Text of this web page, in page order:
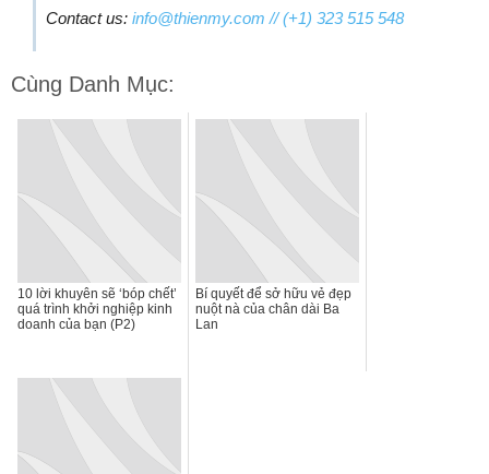
Contact us: info@thienmy.com // (+1) 323 515 548
Cùng Danh Mục:
10 lời khuyên sẽ ‘bóp chết’
quá trình khởi nghiệp kinh
doanh của bạn (P2)
Bí quyết để sở hữu vẻ đẹp
nuột nà của chân dài Ba
Lan